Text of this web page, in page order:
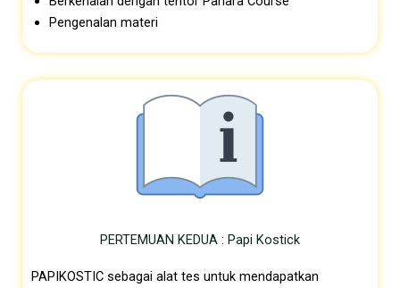
Pengenalan materi
PERTEMUAN KEDUA : Papi Kostick
PAPIKOSTIC sebagai alat tes untuk mendapatkan